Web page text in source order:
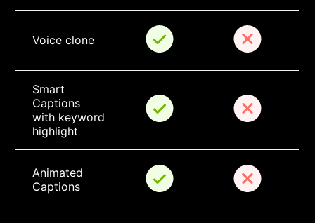
Voice clone
Smart
Captions
with keyword
highlight
Animated
Captions